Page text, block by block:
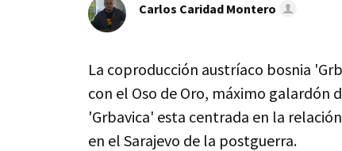
Carlos Caridad Montero
La coproducción austríaco bosnia
con el Oso de Oro, máximo galardón
'Grbavica' esta centrada en la
en el Sarajevo de la postguerra.